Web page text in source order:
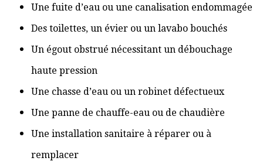
Une fuite d’eau ou une canalisation endommagée
Des toilettes, un évier ou un lavabo bouchés
Un égout obstrué nécessitant un débouchage
haute pression
Une chasse d’eau ou un robinet défectueux
Une panne de chauffe-eau ou de chaudière
Une installation sanitaire à réparer ou à
remplacer